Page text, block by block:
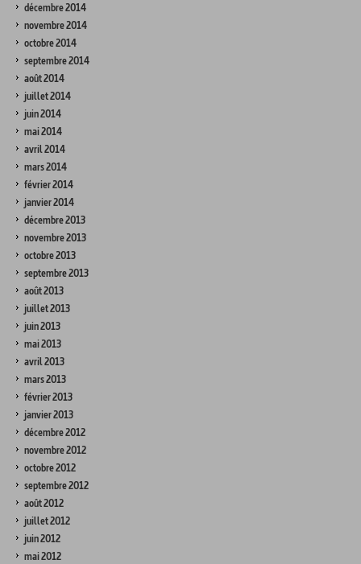
décembre 2014
novembre 2014
octobre 2014
septembre 2014
août 2014
juillet 2014
juin 2014
mai 2014
avril 2014
mars 2014
février 2014
janvier 2014
décembre 2013
novembre 2013
octobre 2013
septembre 2013
août 2013
juillet 2013
juin 2013
mai 2013
avril 2013
mars 2013
février 2013
janvier 2013
décembre 2012
novembre 2012
octobre 2012
septembre 2012
août 2012
juillet 2012
juin 2012
mai 2012